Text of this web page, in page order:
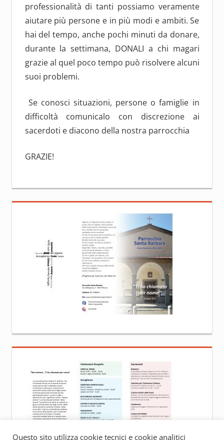
professionalità di tanti possiamo veramente
aiutare più persone e in più modi e ambiti. Se
hai del tempo, anche pochi minuti da donare,
durante la settimana, DONALI a chi magari
grazie al quel poco tempo può risolvere alcuni
suoi problemi.
Se conosci situazioni, persone o famiglie in
difficoltà comunicalo con discrezione ai
sacerdoti e diacono della nostra parrocchia
GRAZIE!
Questo sito utilizza cookie tecnici e cookie analitici